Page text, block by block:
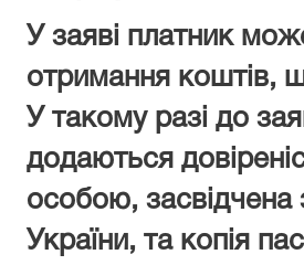
У заяві платник
отримання коштів,
У такому разі до
додаються
особою, засвідчена
України, та копія